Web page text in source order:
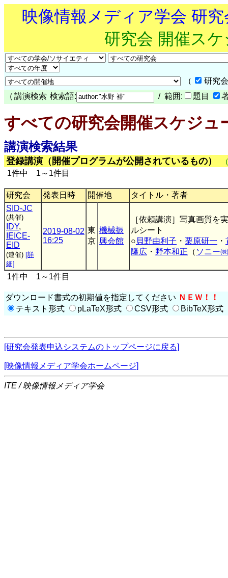
映像情報メディア学会 研
研究会 開催ス
（
研究
（ 講演検索 検索語: / 範囲: 題目
すべての研究会開催スケジュ
講演検索結果
登録講演（開催プログラムが公開されているもの）
1件中 1～1件目
研究会 発表日時 開催地
タイトル・著者
SID-JC
(共催)
IDY,
IEICE-
EID
(連催) [詳
細]
2019-08-02
16:25
東
京
機械振
興会館
［依頼講演］写真画質を
ルシート
○ 貝野由利子 ・ 栗原研一 ・
隆広 ・ 野本和正 （ ソニー
1件中 1～1件目
ダウンロード書式の初期値を指定してください ＮＥＷ！！
テキスト形式
pLaTeX形式 CSV形式 BibTeX形式
[研究会発表申込システムのトップページに戻る]
[映像情報メディア学会ホームページ]
ITE / 映像情報メディア学会